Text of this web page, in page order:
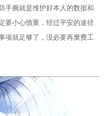
手腕就是维护好本人的数据和
要小心慎重，经过平安的途径
项就足够了，没必要再糜费工